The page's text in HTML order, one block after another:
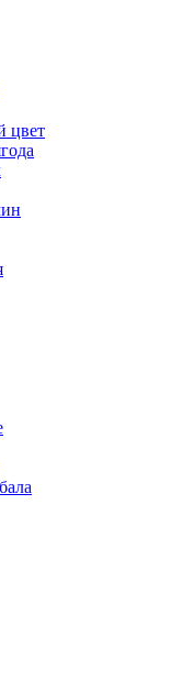
цвет